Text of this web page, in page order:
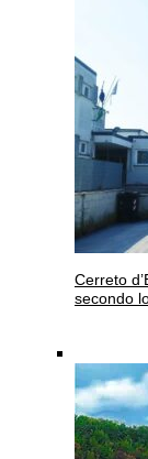
Cerreto
secondo